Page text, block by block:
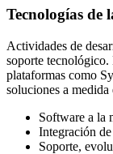
Tecnologías
Actividades de
soporte
plataformas como
soluciones a
Software a la
Integración
Soporte,